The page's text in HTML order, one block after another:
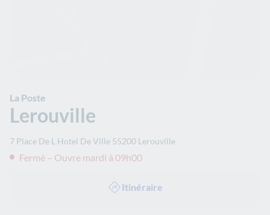
La Poste
Lerouville
7 Place De L Hotel De Ville 55200 Lerouville
Fermé – Ouvre mardi à 09h00
Itinéraire